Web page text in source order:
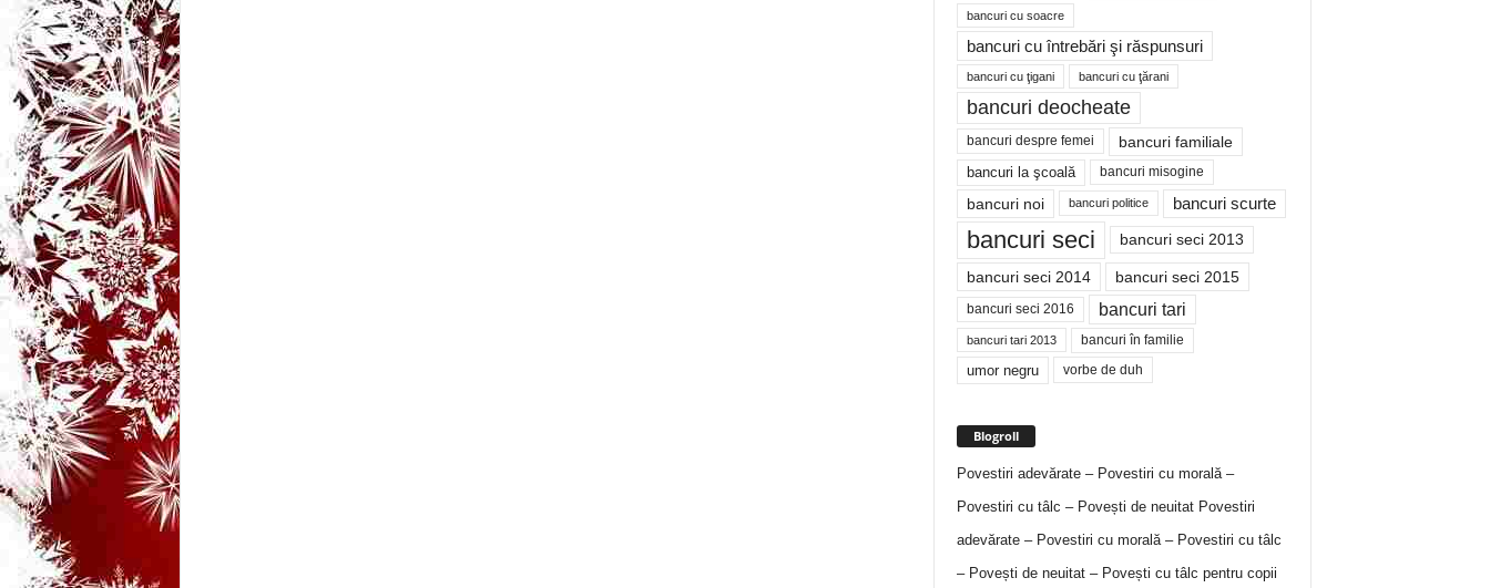
bancuri cu soacre
bancuri cu întrebări şi răspunsuri
bancuri cu ţigani bancuri cu ţărani
bancuri deocheate
bancuri despre femei bancuri familiale
bancuri la şcoală bancuri misogine
bancuri noi bancuri politice bancuri scurte
bancuri seci bancuri seci 2013
bancuri seci 2014 bancuri seci 2015
bancuri seci 2016 bancuri tari
bancuri tari 2013 bancuri în familie
umor negru vorbe de duh
Blogroll
Povestiri adevărate – Povestiri cu morală –
Povestiri cu tâlc – Povești de neuitatPovestiri
adevărate – Povestiri cu morală – Povestiri cu tâlc
– Povești de neuitat – Povești cu tâlc pentru copii